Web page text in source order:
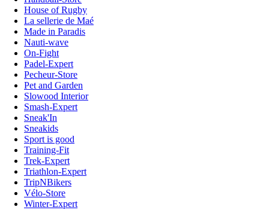
House of Rugby
La sellerie de Maé
Made in Paradis
Nauti-wave
On-Fight
Padel-Expert
Pecheur-Store
Pet and Garden
Slowood Interior
Smash-Expert
Sneak'In
Sneakids
Sport is good
Training-Fit
Trek-Expert
Triathlon-Expert
TripNBikers
Vélo-Store
Winter-Expert